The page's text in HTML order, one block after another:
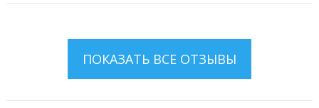
ПОКАЗАТЬ ВСЕ ОТЗЫВЫ